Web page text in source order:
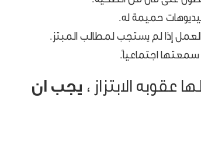
عقوبه الابتزاز ، يجب ان